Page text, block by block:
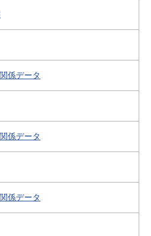
係データ
係データ
係データ